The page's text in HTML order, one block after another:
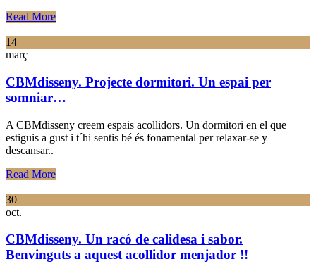
Read More
14
març
CBMdisseny. Projecte dormitori. Un espai per
somniar…
A CBMdisseny creem espais acollidors. Un dormitori en el que
estiguis a gust i t´hi sentis bé és fonamental per relaxar-se y
descansar..
Read More
30
oct.
CBMdisseny. Un racó de calidesa i sabor.
Benvinguts a aquest acollidor menjador !!